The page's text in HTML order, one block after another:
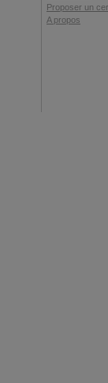
Proposer un
A propos